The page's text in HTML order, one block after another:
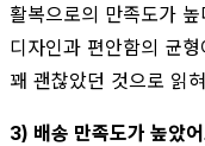
활복으로의 만족도가
디자인과 편안함의 균
꽤 괜찮았던 것으로 읽
3) 배송 만족도가 높았